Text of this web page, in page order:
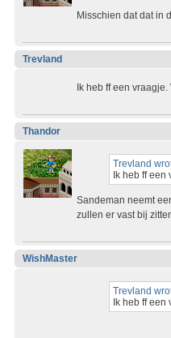
Misschien dat dat in
Trevland
Ik heb ff een
Thandor
Trevland
Ik heb ff
Sandeman neemt
zullen er vast bij
WishMaster
Trevland
Ik heb ff